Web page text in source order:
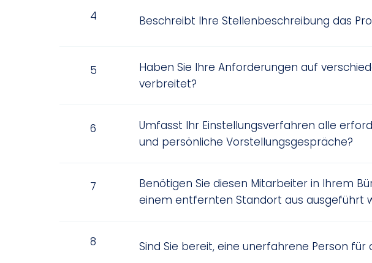
4 Beschreibt Ihre Stellenbeschreibung das
5
Haben Sie Ihre Anforderungen auf
verbreitet?
6
Umfasst Ihr Einstellungsverfahren alle
und persönliche Vorstellungsgespräche?
7
Benötigen Sie diesen Mitarbeiter in Ihrem
einem entfernten Standort aus ausgeführt
8 Sind Sie bereit, eine unerfahrene Person für